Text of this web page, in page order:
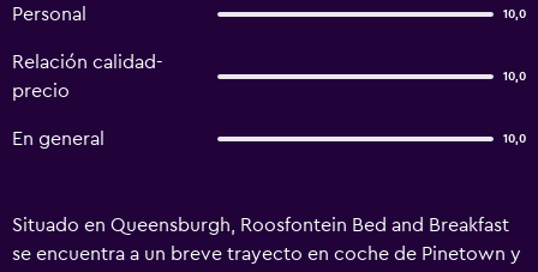
Personal 10,0
Relación calidad-
precio
10,0
En general 10,0
Situado en Queensburgh, Roosfontein Bed and Breakfast
se encuentra a un breve trayecto en coche de Pinetown y